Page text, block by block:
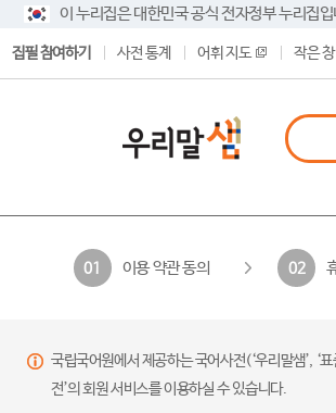
이 누리집은 대한민국 공식 전자정부 누리집
집필 참여하기 사전 통계 어휘 지도 작은
01 이용 약관 동의 02
국립국어원에서 제공하는 국어사전(‘우리말샘’, ‘
전’의 회원 서비스를 이용하실 수 있습니다.